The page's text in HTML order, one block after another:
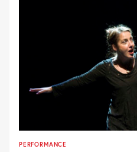
PERFORMANCE